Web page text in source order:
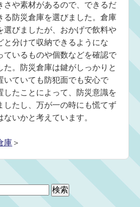
さや素材があるので、できるだ
る防災倉庫を選びました。倉庫
選びましたが、おかげで飲料や
と分けて収納できるようにな
ているものや個数などを確認で
た。防災倉庫は鍵がしっかりと
いていても防犯面でも安心で
したことによって、防災意識を
したし、万が一の時にも慌てず
いかと考えています。
庫 ＞